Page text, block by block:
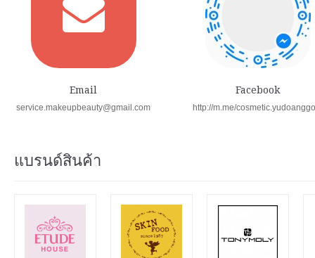
Email
service.makeupbeauty@gmail.com
Facebook
http://m.me/
แบรนด์สินค้า